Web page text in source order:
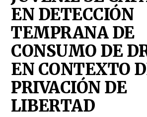
EN DETECCIÓN
TEMPRANA DE
CONSUMO DE
EN CONTEXTO
PRIVACIÓN DE
LIBERTAD